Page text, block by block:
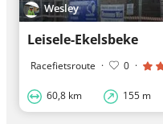
Wesley
Leisele-Ekelsbeke
Racefietsroute · 0 ·
60,8 km 155 m